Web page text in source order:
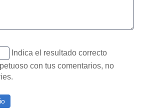
Indica el resultado correcto
con tus comentarios, no